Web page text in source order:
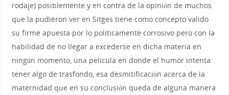
rodaje) posiblemente y en contra de la opinión de muchos
que la pudieron ver en Sitges tiene como concepto valido
su firme apuesta por lo políticamente corrosivo pero con la
habilidad de no llegar a excederse en dicha materia en
ningún momento, una película en donde el humor intenta
tener algo de trasfondo, esa desmitificación acerca de la
maternidad que en su conclusión queda de alguna manera